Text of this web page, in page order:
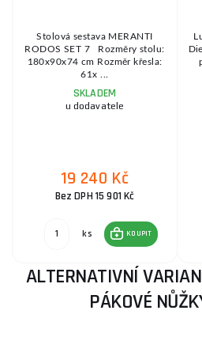
Stolová sestava MERANTI
RODOS SET 7 Rozměry stolu:
180x90x74 cm Rozměr křesla:
61x ...
SKLADEM
u dodavatele
19 240 Kč
Bez DPH 15 901 Kč
ks KOUPIT
ALTERNATIVNÍ
PÁKOVÉ